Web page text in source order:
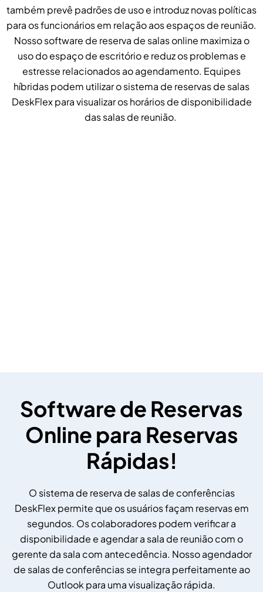
também prevê padrões de uso e introduz novas políticas
para os funcionários em relação aos espaços de reunião.
Nosso software de reserva de salas online maximiza o
uso do espaço de escritório e reduz os problemas e
estresse relacionados ao agendamento. Equipes
híbridas podem utilizar o sistema de reservas de salas
DeskFlex para visualizar os horários de disponibilidade
das salas de reunião.
Software de Reservas
Online para Reservas
Rápidas!
O sistema de reserva de salas de conferências
DeskFlex permite que os usuários façam reservas em
segundos. Os colaboradores podem verificar a
disponibilidade e agendar a sala de reunião com o
gerente da sala com antecedência. Nosso agendador
de salas de conferências se integra perfeitamente ao
Outlook para uma visualização rápida.